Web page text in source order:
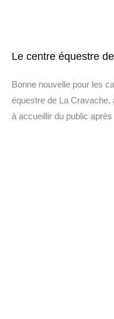
Le centre équestre
Bonne nouvelle pour les
équestre de La
à accueillir du public